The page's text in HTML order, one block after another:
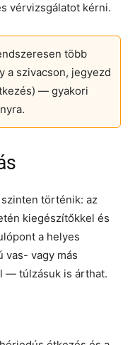
vérvizsgálatot kérni.
több
a szivacson, jegyezd
— gyakori
történik: az
kiegészítőkkel és
a helyes
vas- vagy más
— túlzásuk is árthat.